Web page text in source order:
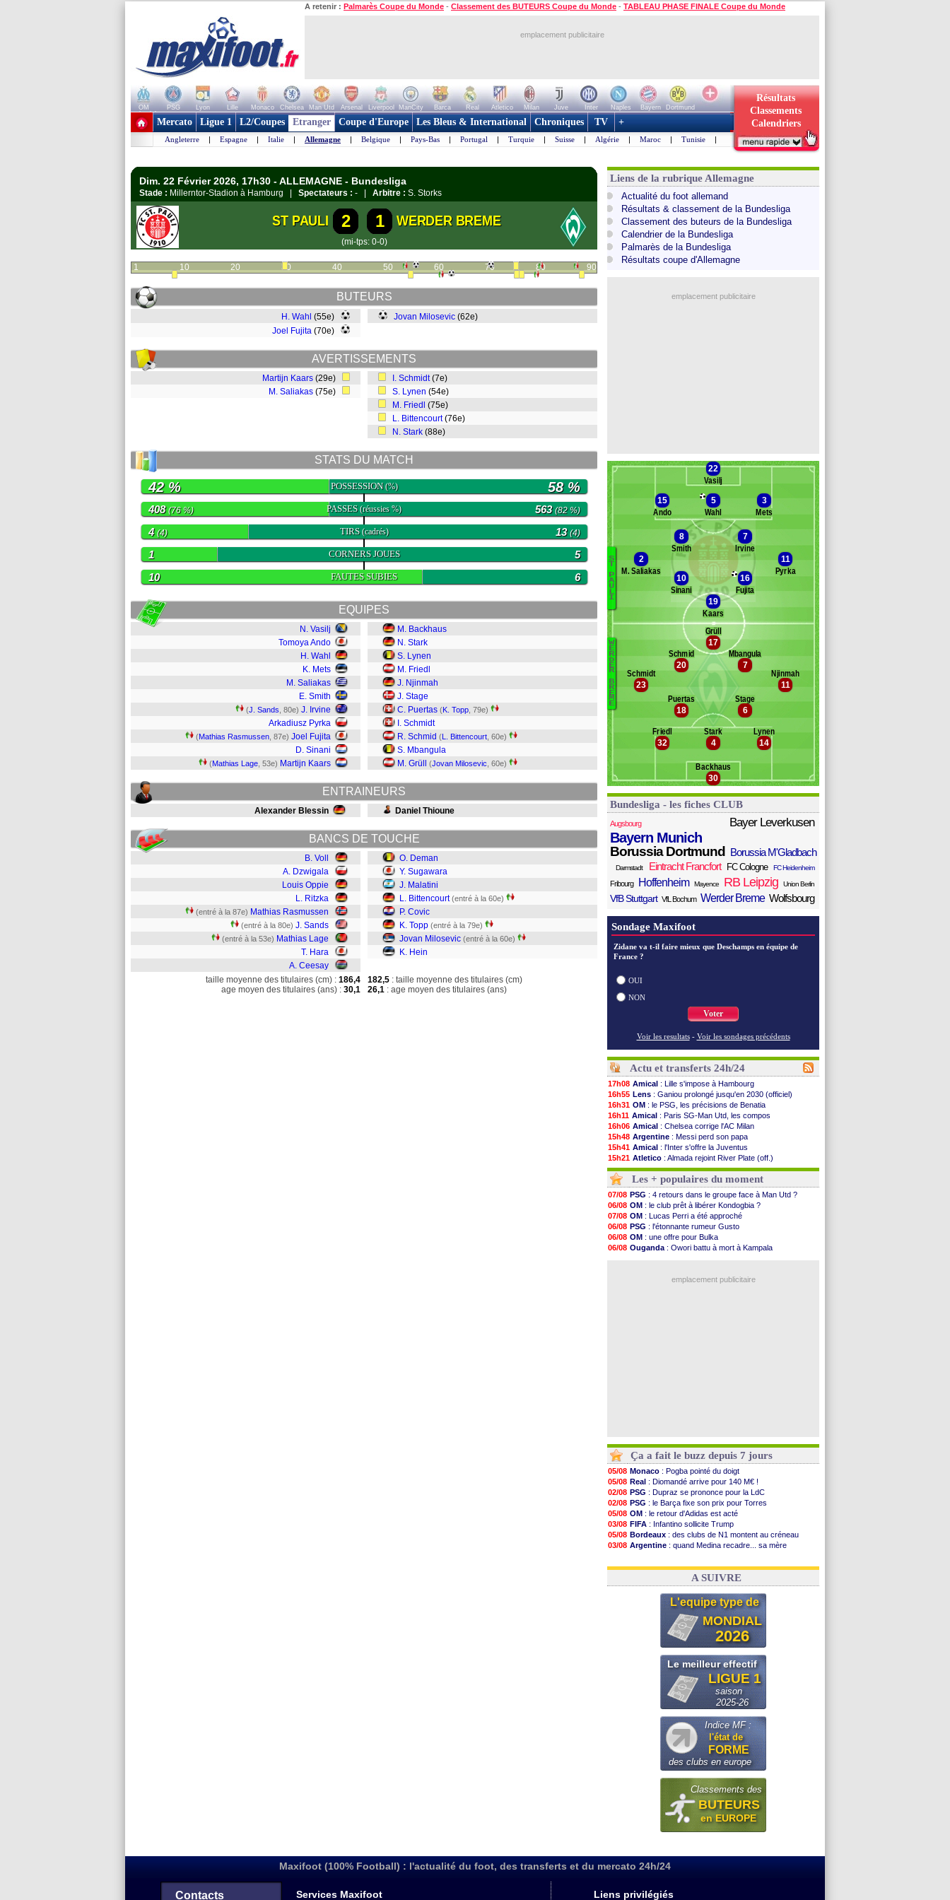
A retenir : Palmarès Coupe du Monde - Classement des BUTEURS Coupe du Monde - TABLEAU PHASE FINALE Coupe du Monde
emplacement publicitaire
OM PSG Lyon Lille Monaco Chelsea Man Utd Arsenal Liverpool ManCity Barca Real Atletico Milan Juve Inter Naples Bayern
Dortmund
+ de clubs
Résultats
Classements
Calendriers
Mercato Ligue 1 L2/Coupes Etranger Coupe d'Europe Les Bleus & International Chroniques TV +
Angleterre | Espagne | Italie | Allemagne | Belgique | Pays-Bas | Portugal | Turquie | Suisse | Algérie | Maroc | Tunisie |
Dim. 22 Février 2026, 17h30 - ALLEMAGNE - Bundesliga
Stade : Millerntor-Stadion à Hamburg | Spectateurs : - | Arbitre : S. Storks
ST PAULI 2 1 WERDER BREME
(mi-tps: 0-0)
1 10 20 30 40 50 60 70 80 90
BUTEURS
H. Wahl (55e)
Joel Fujita (70e)
Jovan Milosevic (62e)
AVERTISSEMENTS
Martijn Kaars (29e)
M. Saliakas (75e)
I. Schmidt(7e)
S. Lynen (54e)
M. Friedl (75e)
L. Bittencourt(76e)
N. Stark (88e)
STATS DU MATCH
POSSESSION(%)
42 % 58 %
PASSES(réussies %)
408(76 %) 563(82 %)
TIRS(cadrés)
4 (4) 13(4)
CORNERS JOUES
1 5
FAUTES SUBIES
10 6
EQUIPES
N. Vasilj
Tomoya Ando
H. Wahl
K. Mets
M. Saliakas
E. Smith
(J. Sands , 80e) J. Irvine
Arkadiusz Pyrka
(Mathias Rasmussen , 87e) Joel Fujita
D. Sinani
(Mathias Lage , 53e) Martijn Kaars
M. Backhaus
N. Stark
S. Lynen
M. Friedl
J. Njinmah
J. Stage
C. Puertas (K. Topp , 79e)
I. Schmidt
R. Schmid (L. Bittencourt , 60e)
S. Mbangula
M. Grüll
(Jovan Milosevic , 60e)
ENTRAINEURS
Alexander Blessin Daniel Thioune
BANCS DE TOUCHE
B. Voll
A. Dzwigala
Louis Oppie
L. Ritzka
(entré à la 87e) Mathias Rasmussen
(entré à la 80e) J. Sands
(entré à la 53e) Mathias Lage
T. Hara
A. Ceesay
O. Deman
Y. Sugawara
J. Malatini
L. Bittencourt (entré à la 60e)
P. Covic
K. Topp (entré à la 79e)
Jovan Milosevic (entré à la 60e)
K. Hein
taille moyenne des titulaires (cm) : 186,4
age moyen des titulaires (ans) : 30,1
182,5 : taille moyenne des titulaires (cm)
26,1 : age moyen des titulaires (ans)
Liens de la rubrique Allemagne
Actualité du foot allemand
Résultats & classement de la Bundesliga
Classement des buteurs de la Bundesliga
Calendrier de la Bundesliga
Palmarès de la Bundesliga
Résultats coupe d'Allemagne
emplacement publicitaire
Banc des remplaçantsSt Pauli
Ceesay
Hara
Rasmussen
Ritzka
Voll
S
T
P
A
U
L
I
Banc des remplaçants Werder Breme
Milosevic
Topp
Bittencourt
Malatini
Sugawara
W
E
R
D
E
R
B
R
E
M
E
22
Vasilj
15
Ando
5
Wahl
3
Mets
8
Smith
7
Irvine
2
M. Saliakas
11
Pyrka
10
Sinani
16
Fujita
19
Kaars
30
Backhaus
14
Lynen
4
Stark
32
Friedl
6
Stage
18
Puertas
11
Njinmah
23
Schmidt
7
Mbangula
20
Schmid
17
Grüll
Bundesliga - les fiches CLUB
Augsbourg Bayer Leverkusen
Bayern Munich
Borussia Dortmund Borussia M'Gladbach
Darmstadt Eintracht Francfort FC Cologne FC Heidenheim
Fribourg Hoffenheim Mayence RB Leipzig Union Berlin
VfB Stuttgart VfL Bochum Werder Breme Wolfsbourg
Sondage Maxifoot
Zidane va t-il faire mieux que Deschamps en équipe de
France ?
OUI
NON
Voter
Voir les resultats - Voir les sondages précédents
Actu et transferts 24h/24
17h08 Amical : Lille s'impose à Hambourg
16h55 Lens : Ganiou prolongé jusqu'en 2030 (officiel)
16h31 OM : le PSG, les précisions de Benatia
16h11 Amical : Paris SG-Man Utd, les compos
16h06 Amical : Chelsea corrige l'AC Milan
15h48 Argentine : Messi perd son papa
15h41 Amical : l'Inter s'offre la Juventus
15h21 Atletico : Almada rejoint River Plate (off.)
15h14 Monaco: Camara a la cote en Angleterre
14h59
Amical : encore une défaite pour Strasbourg
14h43 OM: la piste Goore en attaque
14h14
PSG : ça négocie avec le Barça pour Torres
13h59
Amical: Rennes s'incline contre Brentford
13h55
Arsenal: c'est signé pour Guimaraes (officiel)
13h48
Amical: Le Mans concède un nul
13h30
Real: Mourinho durcit les règles
12h49
Amical: Toulouse s'incline lourdement
: la 1ère journée à suivre en DIRECT !
Les + populaires du moment
07/08 PSG : 4 retours dans le groupe face à Man Utd ?
06/08 OM : le club prêt à libérer Kondogbia ?
07/08 OM : Lucas Perri a été approché
06/08 PSG : l'étonnante rumeur Gusto
06/08 OM : une offre pour Bulka
06/08 Ouganda : Owori battu à mort à Kampala
emplacement publicitaire
Ça a fait le buzz depuis 7 jours
05/08 Monaco : Pogba pointé du doigt
05/08 Real : Diomandé arrive pour 140 M€ !
02/08 PSG : Dupraz se prononce pour la LdC
02/08 PSG : le Barça fixe son prix pour Torres
05/08 OM : le retour d'Adidas est acté
03/08 FIFA : Infantino sollicite Trump
05/08 Bordeaux : des clubs de N1 montent au créneau
03/08 Argentine : quand Medina recadre... sa mère
03/08 OM: Paixão attire un 2e club anglais
A SUIVRE
L'equipe type de
MONDIAL
2026
Le meilleur effectif
LIGUE 1
saison
2025-26
Indice MF :
l'état de
FORME
des clubs en europe
Classements des
BUTEURS
en EUROPE
Maxifoot (100% Football) : l'actualité du foot, des transferts et du mercato 24h/24
Contacts Services Maxifoot Liens privilégiés